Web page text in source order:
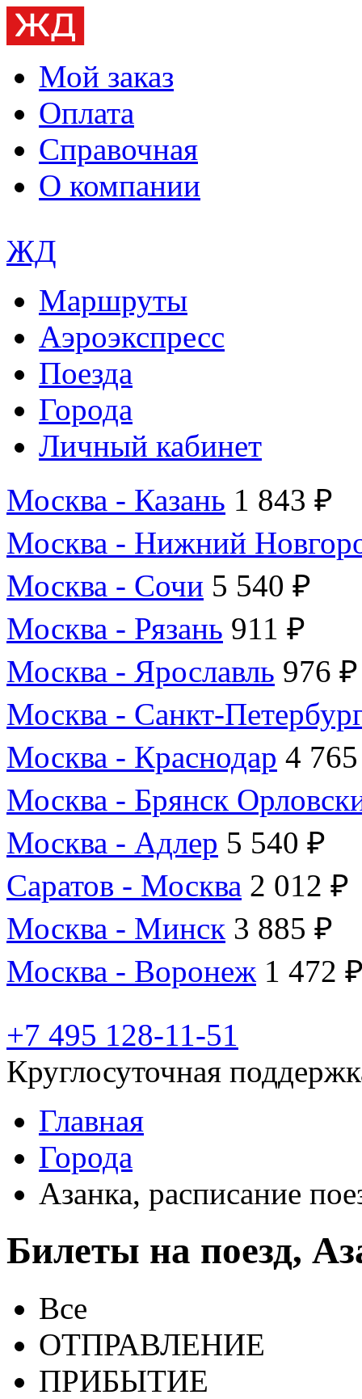
Мой заказ
Оплата
Справочная
О компании
ЖД
Маршруты
Аэроэкспресс
Поезда
Города
Личный кабинет
Москва - Казань 1 843 ₽
Москва - Нижний
Москва - Сочи 5 540 ₽
Москва - Рязань 911 ₽
Москва - Ярославль 976 ₽
Москва - Санкт-
Москва - Краснодар 4
Москва - Брянск
Москва - Адлер 5 540 ₽
Саратов - Москва 2 012 ₽
Москва - Минск 3 885 ₽
Москва - Воронеж 1 472
+7 495 128-11-51
Круглосуточная
Главная
Города
Азанка, расписание
Билеты на поезд,
Все
ОТПРАВЛЕНИЕ
ПРИБЫТИЕ